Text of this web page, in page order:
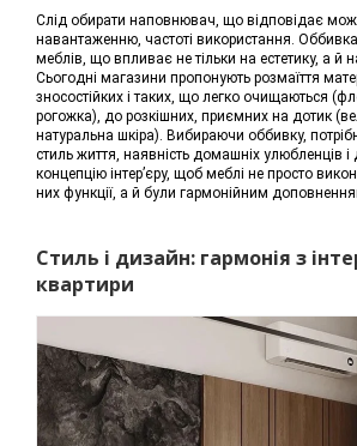
Слід обирати наповнювач, що відповідає
навантаженню, частоті використання.
меблів, що впливає не тільки на естетику, а й
Сьогодні магазини пропонують розмаїття
зносостійких і таких, що легко очищаються
рогожка), до розкішних, приємних на дотик
натуральна шкіра). Вибираючи оббивку,
стиль життя, наявність домашніх улюбленців і
концепцію інтер’єру, щоб меблі не просто
них функції, а й були гармонійним
Стиль і дизайн: гармонія з
квартири